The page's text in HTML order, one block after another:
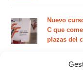
Nuevo
C que
plazas del
Circular nº. 5 –